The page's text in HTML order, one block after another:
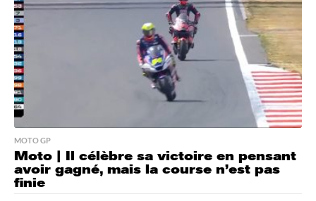
g
MOTO GP
Moto | Il célèbre sa victoire en pensant
avoir gagné, mais la course n’est pas
finie